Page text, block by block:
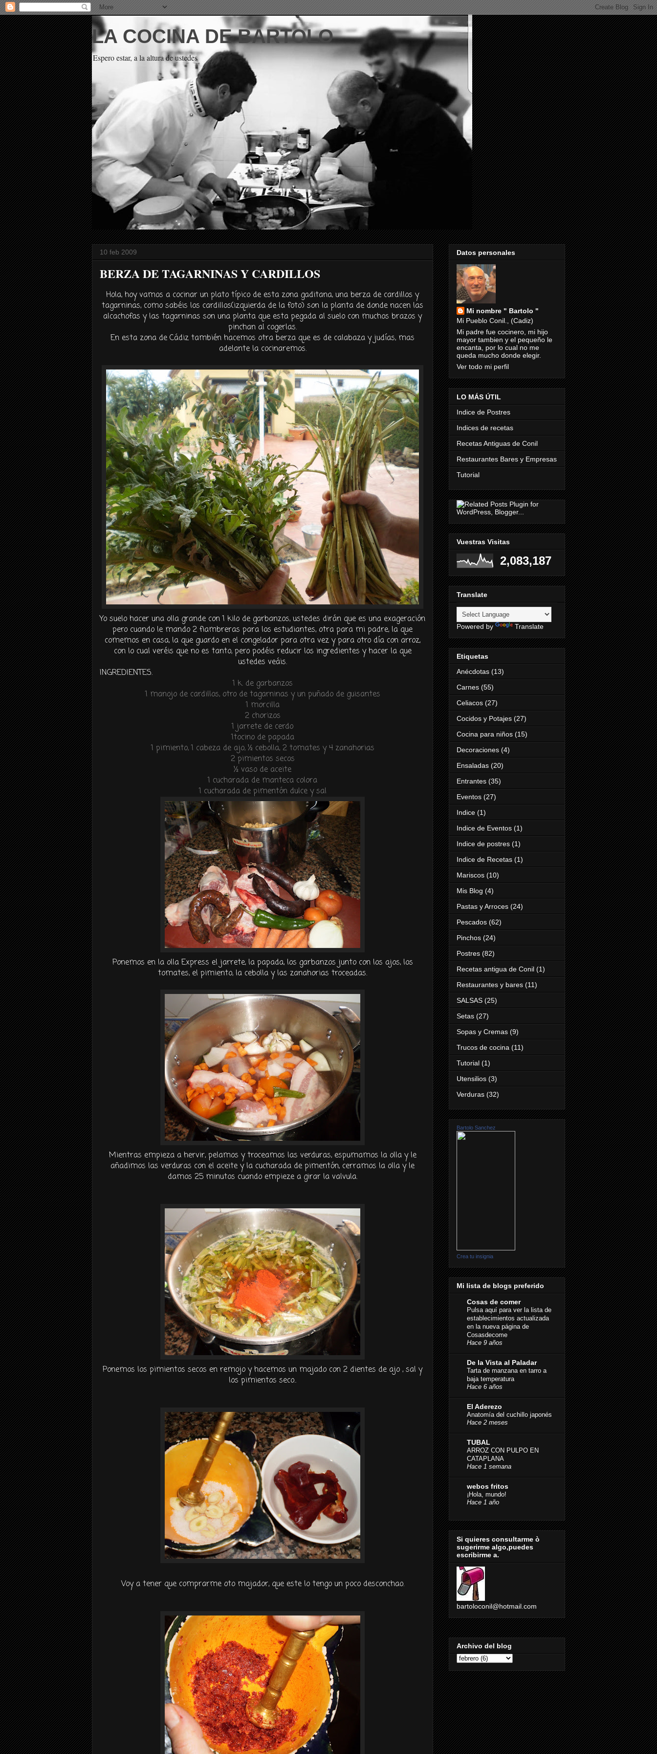
LA COCINA DE BARTOLO
Espero estar, a la altura de ustedes
10 feb 2009
BERZA DE TAGARNINAS Y CARDILLOS
Hola, hoy vamos a cocinar un plato típico de esta zona gaditana, una berza de cardillos y
tagarninas, como sabéis los cardillos(izquierda de la foto) son la planta de donde nacen las
alcachofas y las tagarninas son una planta que esta pegada al suelo con muchos brazos y
pinchan al cogerlas.
En esta zona de Cádiz también hacemos otra berza que es de calabaza y judías, mas
adelante la cocinaremos.
Yo suelo hacer una olla grande con 1 kilo de garbanzos, ustedes dirán que es una exageración
pero cuando le mando 2 fiambreras para los estudiantes, otra para mi padre, la que
comemos en casa, la que guardo en el congelador para otra vez y para otro día con arroz,
con lo cual veréis que no es tanto, pero podéis reducir los ingredientes y hacer la que
ustedes veáis.
INGREDIENTES.
1 k. de garbanzos
1 manojo de cardillos, otro de tagarninas y un puñado de guisantes
1 morcilla
2 chorizos
1 jarrete de cerdo
1tocino de papada
1 pimiento, 1 cabeza de ajo, ½ cebolla, 2 tomates y 4 zanahorias
2 pimientos secos
½ vaso de aceite
1 cucharada de manteca colora
1 cucharada de pimentón dulce y sal
Ponemos en la olla Express el jarrete, la papada, los garbanzos junto con los ajos, los
tomates, el pimiento, la cebolla y las zanahorias troceadas.
Mientras empieza a hervir, pelamos y troceamos las verduras, espumamos la olla y le
añadimos las verduras con el aceite y la cucharada de pimentón, cerramos la olla y le
damos 25 minutos cuando empieze a girar la valvula.
Ponemos los pimientos secos en remojo y hacemos un majado con 2 dientes de ajo , sal y
los pimientos seco..
Voy a tener que comprarme oto majador, que este lo tengo un poco desconchao.
Datos personales
Mi nombre " Bartolo "
Mi Pueblo Conil., (Cadiz)
Mi padre fue cocinero, mi hijo
mayor tambien y el pequeño le
encanta, por lo cual no me
queda mucho donde elegir.
Ver todo mi perfil
LO MÁS ÚTIL
Indice de Postres
Indices de recetas
Recetas Antiguas de Conil
Restaurantes Bares y Empresas
Tutorial
Vuestras Visitas
2,083,187
Translate
Powered by Translate
Etiquetas
Anécdotas (13)
Carnes (55)
Celiacos (27)
Cocidos y Potajes (27)
Cocina para niños (15)
Decoraciones (4)
Ensaladas (20)
Entrantes (35)
Eventos (27)
Indice (1)
Indice de Eventos (1)
Indice de postres (1)
Indice de Recetas (1)
Mariscos (10)
Mis Blog (4)
Pastas y Arroces (24)
Pescados (62)
Pinchos (24)
Postres (82)
Recetas antigua de Conil (1)
Restaurantes y bares (11)
SALSAS (25)
Setas (27)
Sopas y Cremas (9)
Trucos de cocina (11)
Tutorial (1)
Utensilios (3)
Verduras (32)
Bartolo Sanchez
Crea tu insignia
Mi lista de blogs preferido
Cosas de comer
Pulsa aquí para ver la lista de
establecimientos actualizada
en la nueva página de
Cosasdecome
Hace 9 años
De la Vista al Paladar
Tarta de manzana en tarro a
baja temperatura
Hace 6 años
El Aderezo
Anatomía del cuchillo japonés
Hace 2 meses
TUBAL
ARROZ CON PULPO EN
CATAPLANA
Hace 1 semana
webos fritos
¡Hola, mundo!
Hace 1 año
Si quieres consultarme ò
sugerirme algo,puedes
escribirme a.
bartoloconil@hotmail.com
Archivo del blog